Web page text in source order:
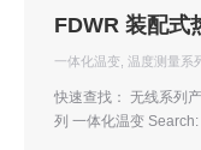
FDWR 装配式
一体化温变 温度测量系
快速查找： 无线系列
列 一体化温变